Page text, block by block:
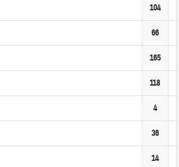
104
66
165
118
4
36
14